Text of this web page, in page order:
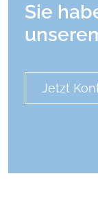
Sie
Jetzt